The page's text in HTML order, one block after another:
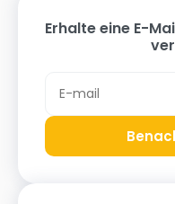
Erhalte eine E-